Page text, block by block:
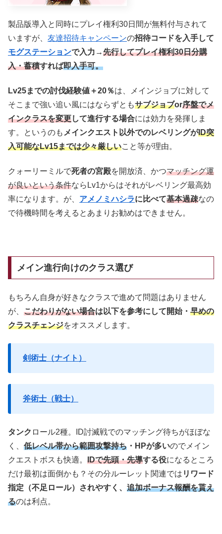
製品版導入と同時にプレイ権利30日間が無料付与されて
いますが、 友達招待キャンペーンの招待コードを入手して
モグステーションで入力→先行してプレイ権利30日分購
入・蓄積すれば即入手可。
Lv25までの討伐経験値＋20％は、メインジョブに対して
そこまで強い追い風にはならずともサブジョブor序盤でメ
インクラスを変更して進行する場合には効力を発揮しま
す。というのも メインクエスト以外でのレベリングがID突
入可能なLv15までは少々厳しいこと等が理由。
クォーリーミルで死者の宮殿を開放済、かつマッチング運
が良いという条件ならLv1からはそれがレベリング最高効
率になります。が、 アメノミハシラに比べて基本過疎なの
で待機時間を考えるとあまりお勧めはできません。
メイン進行向けのクラス選び
もちろん自身が好きなクラスで進めて問題はありません
が、 こだわりがない場合は以下を参考にして開始・ 早めの
クラスチェンジをオススメします。
剣術士（ナイト）
斧術士（戦士）
タンク ロール2種。ID討滅戦でのマッチング待ちがほぼな
く、 低レベル帯から範囲攻撃持ち ・HPが多いのでメイン
クエストボスも快適。 IDで先頭・先導する役になるところ
だけ最初は面倒かも？その分ルーレット関連では リワード
指定（不足ロール）されやすく、 追加ボーナス報酬を貰え
るのは利点。